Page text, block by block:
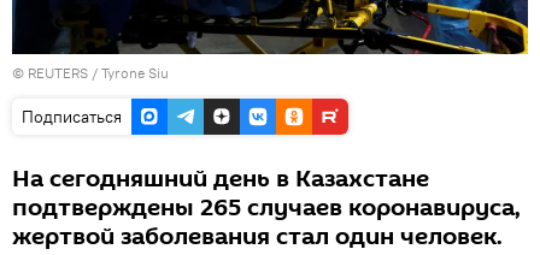
© REUTERS / Tyrone Siu
Подписаться
На сегодняшний день в Казахстане
подтверждены 265 случаев коронавируса,
жертвой заболевания стал один человек.